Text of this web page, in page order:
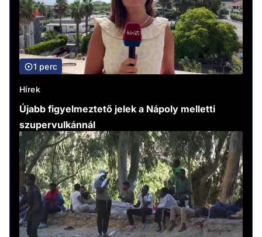
1 perc
Hírek
Újabb figyelmeztető jelek a Nápoly melletti
szupervulkánnál